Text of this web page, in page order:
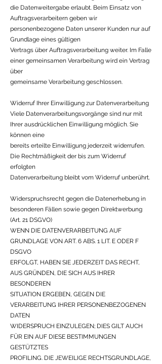
die Datenweitergabe erlaubt. Beim Einsatz von
Auftragsverarbeitern geben wir
personenbezogene Daten unserer Kunden nur auf
Grundlage eines gültigen
Vertrags über Auftragsverarbeitung weiter. Im Falle
einer gemeinsamen Verarbeitung wird ein Vertrag
über
gemeinsame Verarbeitung geschlossen.
Widerruf Ihrer Einwilligung zur Datenverarbeitung
Viele Datenverarbeitungsvorgänge sind nur mit
Ihrer ausdrücklichen Einwilligung möglich. Sie
können eine
bereits erteilte Einwilligung jederzeit widerrufen.
Die Rechtmäßigkeit der bis zum Widerruf
erfolgten
Datenverarbeitung bleibt vom Widerruf unberührt.
Widerspruchsrecht gegen die Datenerhebung in
besonderen Fällen sowie gegen Direktwerbung
(Art. 21 DSGVO)
WENN DIE DATENVERARBEITUNG AUF
GRUNDLAGE VON ART. 6 ABS. 1 LIT. E ODER F
DSGVO
ERFOLGT, HABEN SIE JEDERZEIT DAS RECHT,
AUS GRÜNDEN, DIE SICH AUS IHRER
BESONDEREN
SITUATION ERGEBEN, GEGEN DIE
VERARBEITUNG IHRER PERSONENBEZOGENEN
DATEN
WIDERSPRUCH EINZULEGEN; DIES GILT AUCH
FÜR EIN AUF DIESE BESTIMMUNGEN
GESTÜTZTES
PROFILING. DIE JEWEILIGE RECHTSGRUNDLAGE,